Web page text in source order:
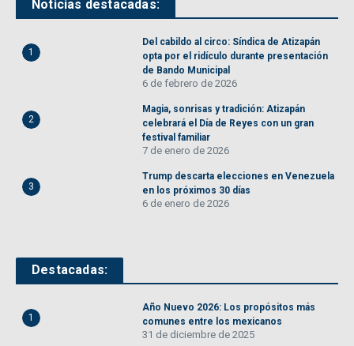
Noticias destacadas:
1
Del cabildo al circo: Síndica de Atizapán
opta por el ridículo durante presentación
de Bando Municipal
6 de febrero de 2026
2
Magia, sonrisas y tradición: Atizapán
celebrará el Día de Reyes con un gran
festival familiar
7 de enero de 2026
3
Trump descarta elecciones en Venezuela
en los próximos 30 días
6 de enero de 2026
Destacadas:
1
Año Nuevo 2026: Los propósitos más
comunes entre los mexicanos
31 de diciembre de 2025